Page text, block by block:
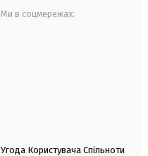
Ми в соцмережах:
Угода Користувача Спільноти